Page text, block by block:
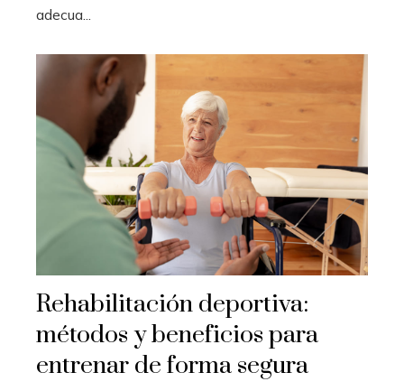
adecua...
Rehabilitación deportiva:
métodos y beneficios para
entrenar de forma segura